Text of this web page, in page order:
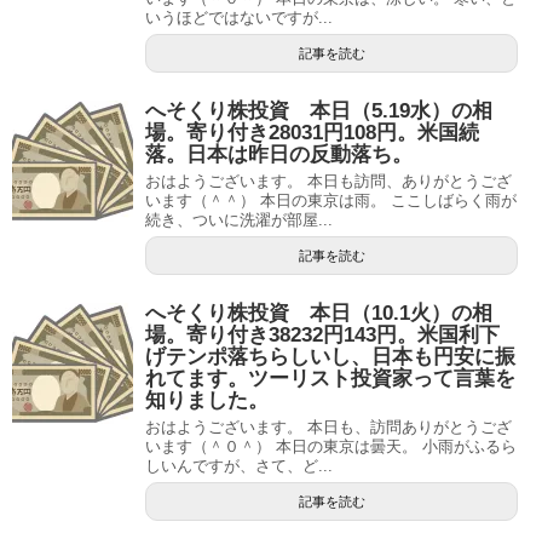
いうほどではないですが...
記事を読む
へそくり株投資 本日（5.19水）の相
場。寄り付き28031円108円。米国続
落。日本は昨日の反動落ち。
おはようございます。 本日も訪問、ありがとうござ
います（＾＾） 本日の東京は雨。 ここしばらく雨が
続き、ついに洗濯が部屋...
記事を読む
へそくり株投資 本日（10.1火）の相
場。寄り付き38232円143円。米国利下
げテンポ落ちらしいし、日本も円安に振
れてます。ツーリスト投資家って言葉を
知りました。
おはようございます。 本日も、訪問ありがとうござ
います（＾０＾） 本日の東京は曇天。 小雨がふるら
しいんですが、さて、ど...
記事を読む